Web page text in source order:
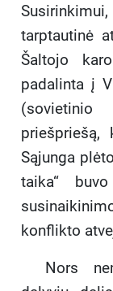
tarptautinė
Šaltojo
padalinta į
priešpriešą,
Sąjunga
taika“
konflikto
Nors